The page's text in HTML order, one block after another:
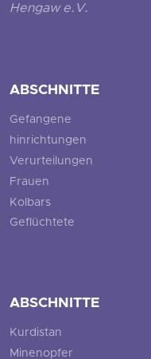
Hengaw e.V.
ABSCHNITTE
Gefangene
hinrichtungen
Verurteilungen
Frauen
Kolbars
Geflüchtete
ABSCHNITTE
Kurdistan
Minenopfer